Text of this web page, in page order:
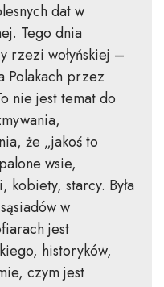
dat w
Tego dnia
rzezi wołyńskiej –
Polakach przez
nie jest temat do
że „jakoś to
wsie,
starcy. Była
w
jest
historyków,
czym jest